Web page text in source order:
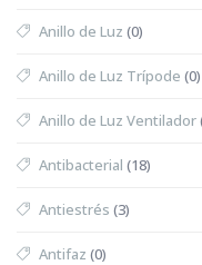
Anillo de Luz (0)
Anillo de Luz Trípode (0)
Anillo de Luz Ventilador
Antibacterial (18)
Antiestrés (3)
Antifaz (0)